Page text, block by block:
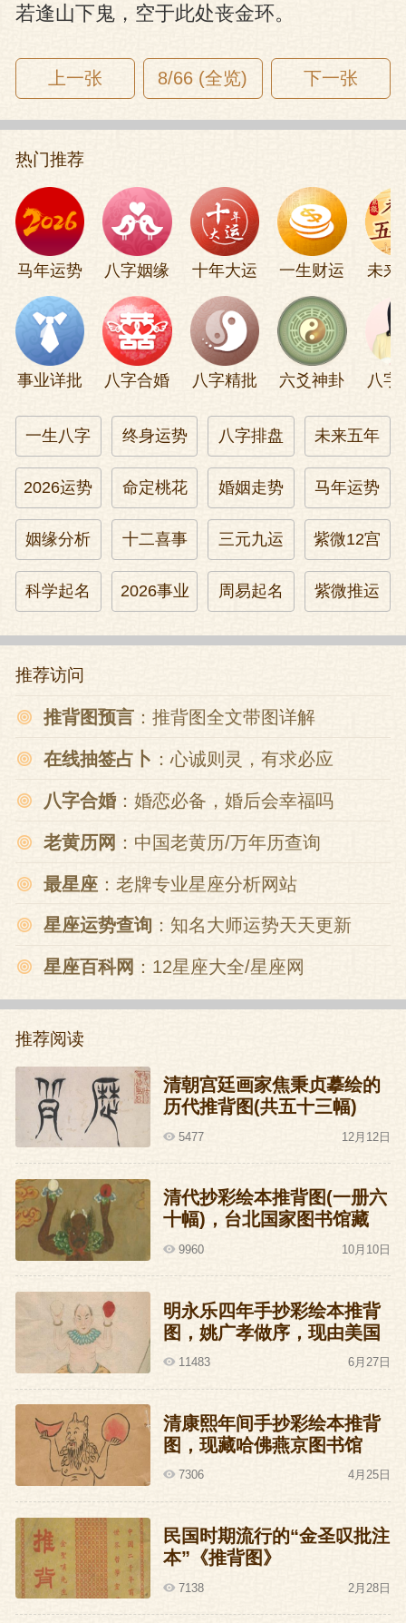
若逢山下鬼，空于此处丧金环。
上一张 8/66 (全览) 下一张
热门推荐
马年运势 八字姻缘 十年大运 一生财运 未来
事业详批 八字合婚 八字精批 六爻神卦 八字
一生八字 终身运势 八字排盘 未来五年
2026运势 命定桃花 婚姻走势 马年运势
姻缘分析 十二喜事 三元九运 紫微12宫
科学起名 2026事业 周易起名 紫微推运
推荐访问
推背图预言 ：推背图全文带图详解
在线抽签占卜 ：心诚则灵，有求必应
八字合婚 ：婚恋必备，婚后会幸福吗
老黄历网 ：中国老黄历/万年历查询
最星座 ：老牌专业星座分析网站
星座运势查询 ：知名大师运势天天更新
星座百科网 ：12星座大全/星座网
推荐阅读
清朝宫廷画家焦秉贞摹绘的
历代推背图(共五十三幅)
5477 12月12日
清代抄彩绘本推背图(一册六
十幅)，台北国家图书馆藏
9960 10月10日
明永乐四年手抄彩绘本推背
图，姚广孝做序，现由美国
洛杉矶J.G.Stanoff收藏
11483 6月27日
清康熙年间手抄彩绘本推背
图，现藏哈佛燕京图书馆
7306 4月25日
民国时期流行的“金圣叹批注
本”《推背图》
7138 2月28日